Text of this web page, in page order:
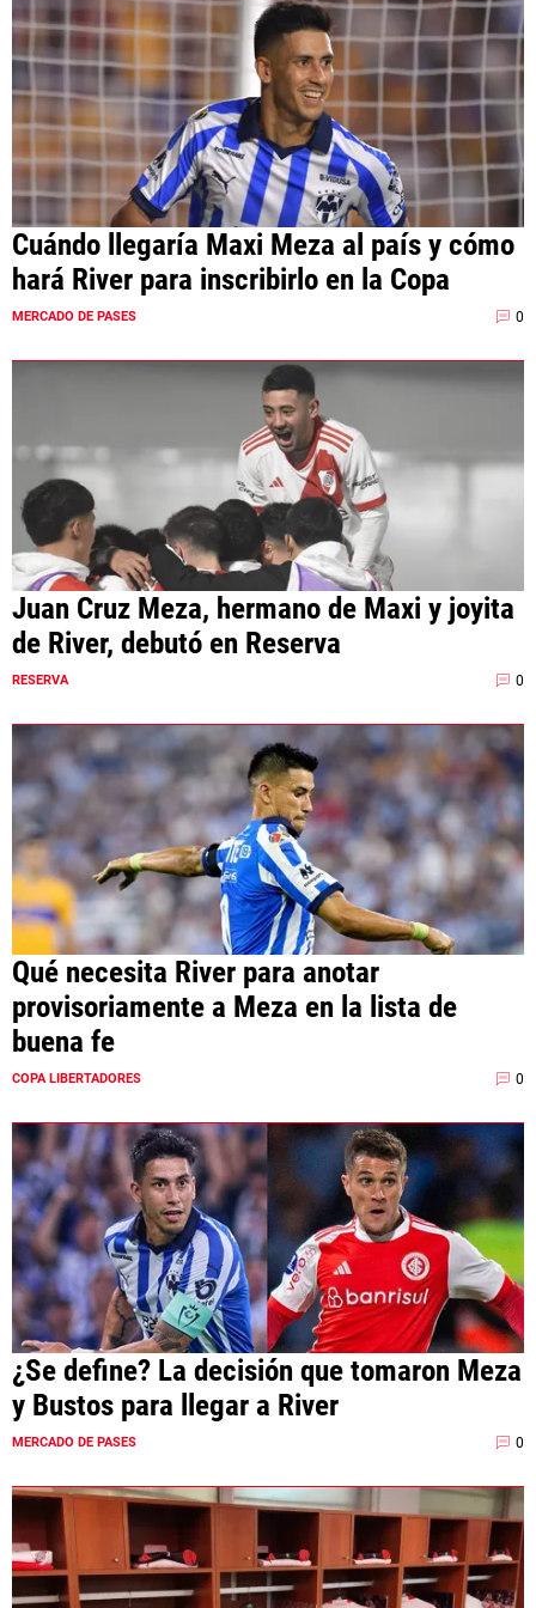
Cuándo llegaría Maxi Meza al país y cómo
hará River para inscribirlo en la Copa
MERCADO DE PASES 0
Juan Cruz Meza, hermano de Maxi y joyita
de River, debutó en Reserva
RESERVA 0
Qué necesita River para anotar
provisoriamente a Meza en la lista de
buena fe
COPA LIBERTADORES 0
¿Se define? La decisión que tomaron Meza
y Bustos para llegar a River
MERCADO DE PASES 0